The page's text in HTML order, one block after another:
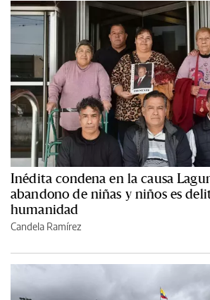
Inédita condena en la causa
abandono de niñas y niños es
humanidad
Candela Ramírez